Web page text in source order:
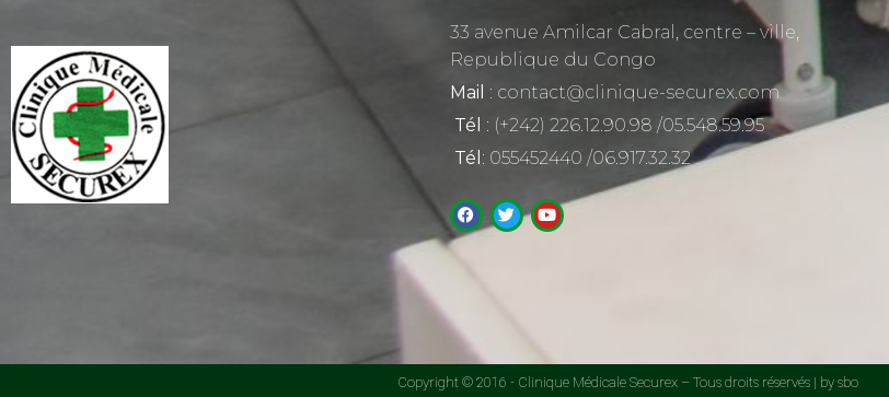
33 avenue Amilcar Cabral, centre – ville,
Republique du Congo
Mail : contact@clinique-securex.com
Tél : (+242) 226.12.90.98 /05.548.59.95
Tél : 055452440 /06.917.32.32
Copyright © 2016 - Clinique Médicale Securex – Tous droits réservés | by sbo